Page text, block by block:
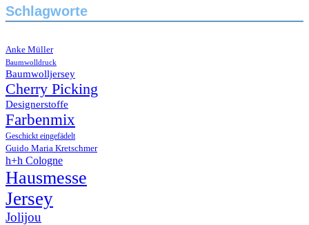
Schlagworte
Anke Müller
Baumwolldruck
Baumwolljersey
Cherry Picking
Designerstoffe
Farbenmix
Geschickt eingefädelt
Guido Maria Kretschmer
h+h Cologne
Hausmesse
Jersey
Jolijou